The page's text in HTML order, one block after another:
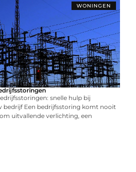
WONINGEN
snelle hulp bij
Een bedrijfsstoring komt nooit
uitvallende verlichting, een